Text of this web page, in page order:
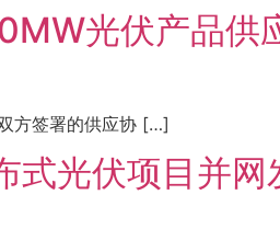
光伏产品供
方签署的供应协 […]
式光伏项目并网